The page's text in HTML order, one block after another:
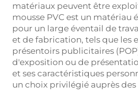
matériaux peuvent être
mousse PVC est un matériau
pour un large éventail de
et de fabrication, tels que les
présentoirs publicitaires
d'exposition ou de
et ses caractéristiques
un choix privilégié auprès des